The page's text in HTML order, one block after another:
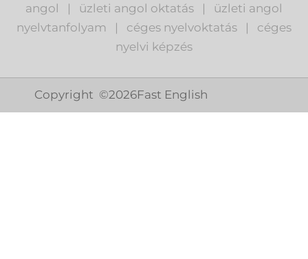
angol
| üzleti angol oktatás |
üzleti angol
nyelvtanfolyam
| céges nyelvoktatás |
céges
nyelvi képzés
Copyright ©2026Fast English